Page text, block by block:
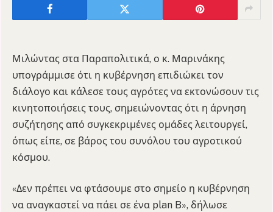
Μιλώντας στα Παραπολιτικά, ο κ. Μαρινάκης
υπογράμμισε ότι η κυβέρνηση επιδιώκει τον
διάλογο και κάλεσε τους αγρότες να εκτονώσουν τις
κινητοποιήσεις τους, σημειώνοντας ότι η άρνηση
συζήτησης από συγκεκριμένες ομάδες λειτουργεί,
όπως είπε, σε βάρος του συνόλου του αγροτικού
κόσμου.
«Δεν πρέπει να φτάσουμε στο σημείο η κυβέρνηση
να αναγκαστεί να πάει σε ένα plan B», δήλωσε